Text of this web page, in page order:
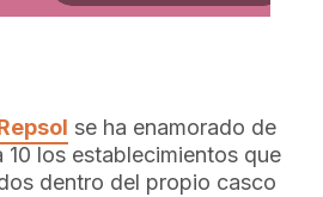
se ha enamorado de
10 los establecimientos que
dentro del propio casco